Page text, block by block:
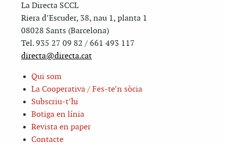
La Directa SCCL
Riera d’Escuder, 38, nau 1, planta 1
08028 Sants (Barcelona)
Tel. 935 27 09 82 / 661 493 117
directa@directa.cat
Qui som
La Cooperativa / Fes-te’n sòcia
Subscriu-t’hi
Botiga en línia
Revista en paper
Contacte